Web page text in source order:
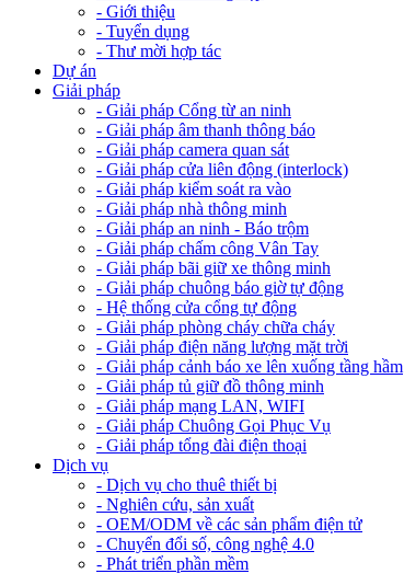
- Giới thiệu
- Tuyển dụng
- Thư mời hợp tác
Dự án
Giải pháp
- Giải pháp Cổng từ an ninh
- Giải pháp âm thanh thông báo
- Giải pháp camera quan sát
- Giải pháp cửa liên động (interlock)
- Giải pháp kiểm soát ra vào
- Giải pháp nhà thông minh
- Giải pháp an ninh - Báo trộm
- Giải pháp chấm công Vân Tay
- Giải pháp bãi giữ xe thông minh
- Giải pháp chuông báo giờ tự động
- Hệ thống cửa cổng tự động
- Giải pháp phòng cháy chữa cháy
- Giải pháp điện năng lượng mặt trời
- Giải pháp cảnh báo xe lên xuống tầng hầm
- Giải pháp tủ giữ đồ thông minh
- Giải pháp mạng LAN, WIFI
- Giải pháp Chuông Gọi Phục Vụ
- Giải pháp tổng đài điện thoại
Dịch vụ
- Dịch vụ cho thuê thiết bị
- Nghiên cứu, sản xuất
- OEM/ODM về các sản phẩm điện tử
- Chuyển đổi số, công nghệ 4.0
- Phát triển phần mềm